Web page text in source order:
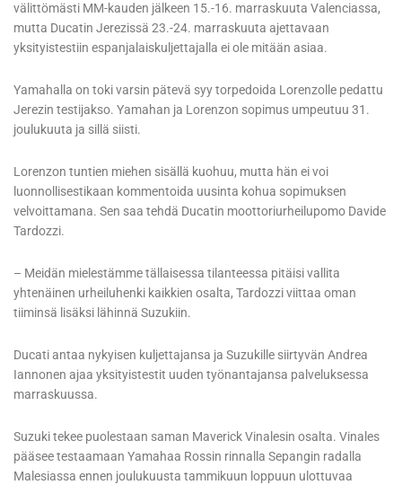
välittömästi MM-kauden jälkeen 15.-16. marraskuuta Valenciassa,
mutta Ducatin Jerezissä 23.-24. marraskuuta ajettavaan
yksityistestiin espanjalaiskuljettajalla ei ole mitään asiaa.
Yamahalla on toki varsin pätevä syy torpedoida Lorenzolle pedattu
Jerezin testijakso. Yamahan ja Lorenzon sopimus umpeutuu 31.
joulukuuta ja sillä siisti.
Lorenzon tuntien miehen sisällä kuohuu, mutta hän ei voi
luonnollisestikaan kommentoida uusinta kohua sopimuksen
velvoittamana. Sen saa tehdä Ducatin moottoriurheilupomo Davide
Tardozzi.
– Meidän mielestämme tällaisessa tilanteessa pitäisi vallita
yhtenäinen urheiluhenki kaikkien osalta, Tardozzi viittaa oman
tiiminsä lisäksi lähinnä Suzukiin.
Ducati antaa nykyisen kuljettajansa ja Suzukille siirtyvän Andrea
Iannonen ajaa yksityistestit uuden työnantajansa palveluksessa
marraskuussa.
Suzuki tekee puolestaan saman Maverick Vinalesin osalta. Vinales
pääsee testaamaan Yamahaa Rossin rinnalla Sepangin radalla
Malesiassa ennen joulukuusta tammikuun loppuun ulottuvaa